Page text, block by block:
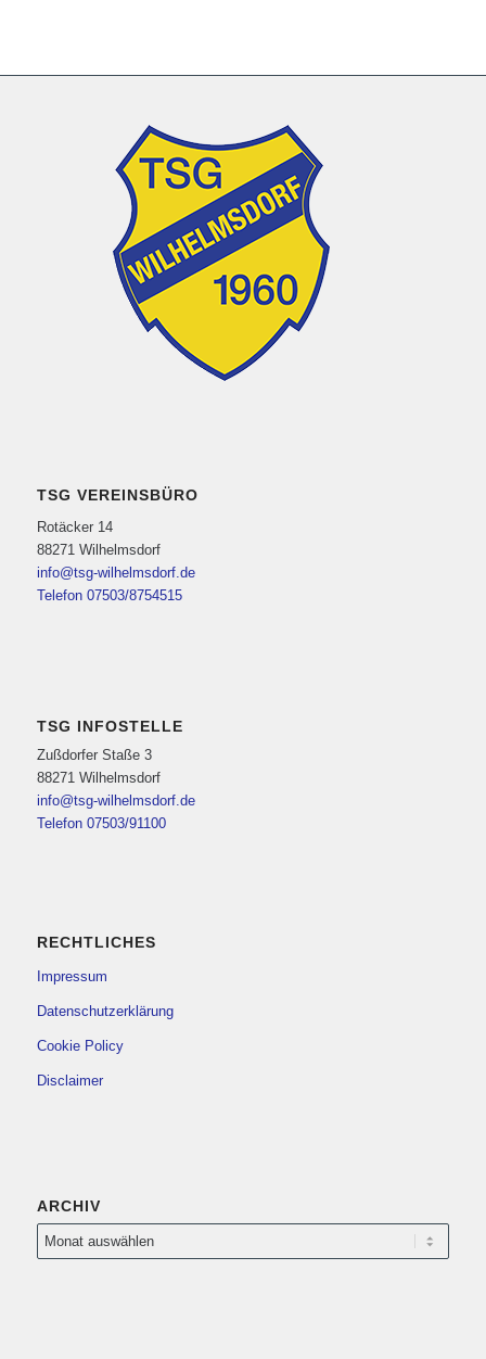
TSG VEREINSBÜRO
Rotäcker 14
88271 Wilhelmsdorf
info@tsg-wilhelmsdorf.de
Telefon 07503/8754515
TSG INFOSTELLE
Zußdorfer Staße 3
88271 Wilhelmsdorf
info@tsg-wilhelmsdorf.de
Telefon 07503/91100
RECHTLICHES
Impressum
Datenschutzerklärung
Cookie Policy
Disclaimer
ARCHIV